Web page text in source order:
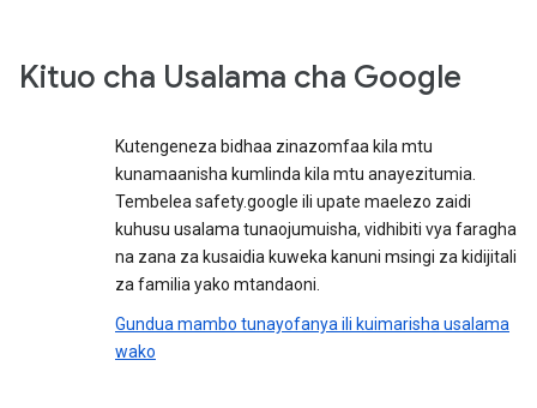
Kituo cha Usalama cha Google
Kutengeneza bidhaa zinazomfaa kila mtu
kunamaanisha kumlinda kila mtu anayezitumia.
Tembelea safety.google ili upate maelezo zaidi
kuhusu usalama tunaojumuisha, vidhibiti vya faragha
na zana za kusaidia kuweka kanuni msingi za kidijitali
za familia yako mtandaoni.
Gundua mambo tunayofanya ili kuimarisha usalama
wako